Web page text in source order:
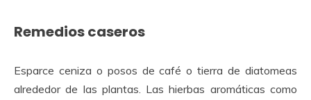
Remedios caseros
Esparce ceniza o posos de café o tierra de diatomeas
alrededor de las plantas. Las hierbas aromáticas como